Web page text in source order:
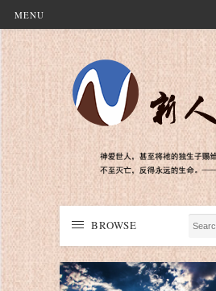
MENU
BROWSE